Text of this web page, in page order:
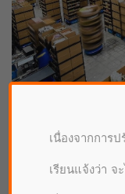
09/11/2021
เนื่องจากการ
เรียนแจ้งว่า จ